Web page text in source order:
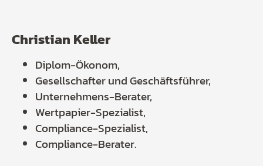
Christian Keller
Diplom-Ökonom,
Gesellschafter und Geschäftsführer,
Unternehmens-Berater,
Wertpapier-Spezialist,
Compliance-Spezialist,
Compliance-Berater.